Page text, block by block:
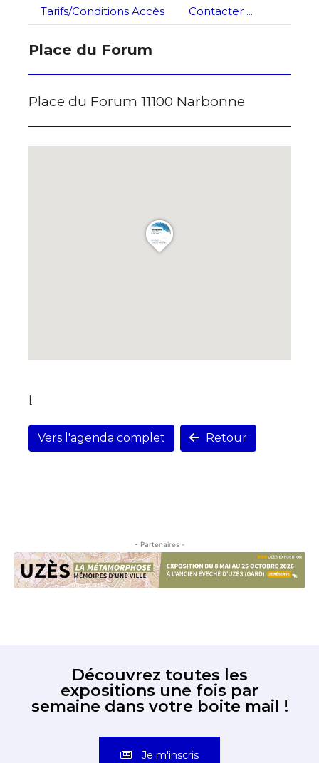
Tarifs/Conditions Accès Contacter ...
Place du Forum
Place du Forum 11100 Narbonne
[
Vers l'agenda complet Retour
- Partenaires -
Découvrez toutes les
expositions une fois par
semaine dans votre boite mail !
Je m'inscris